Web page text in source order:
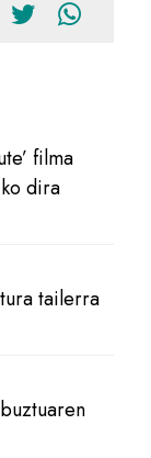
filma
dira
tailerra